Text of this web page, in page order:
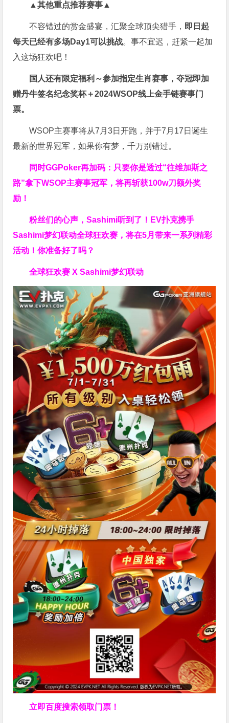
▲其他重点推荐赛事▲
不容错过的赏金盛宴，汇聚全球顶尖猎手， 即日起
每天已经有多场Day1可以挑战。事不宜迟，赶紧一起加
入这场狂欢吧！
国人还有限定福利～参加指定生肖赛事，夺冠即加
赠丹牛签名纪念奖杯＋2024WSOP线上金手链赛事门
票。
WSOP主赛事将从7月3日开跑，并于7月17日诞生
最新的世界冠军，如果你有梦，千万别错过。
同时GGPoker再加码：只要你是透过“往维加斯之
路”拿下WSOP主赛事冠军，将再斩获100w刀额外奖
励！
粉丝们的心声，Sashimi听到了！EV扑克携手
Sashimi梦幻联动全球狂欢赛，将在5月带来一系列精彩
活动！你准备好了吗？
全球狂欢赛 X Sashimi梦幻联动
立即百度搜索领取门票！